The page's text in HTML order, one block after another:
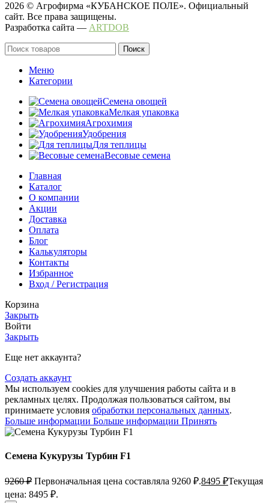
2026 © Агрофирма «КУБАНСКОЕ ПОЛЕ». Официальный
сайт. Все права защищены.
Разработка сайта — ARTDOB
Поиск
Меню
Категории
Семена овощей
Мелкая упаковка
Агрохимия
Удобрения
Для теплицы
Весовые семена
Главная
Каталог
О компании
Акции
Доставка
Оплата
Блог
Калькуляторы
Контакты
Избранное
Вход / Регистрация
Корзина
Закрыть
Войти
Закрыть
Еще нет аккаунта?
Создать аккаунт
Мы используем cookies для улучшения работы сайта и в
рекламных целях. Продолжая пользоваться сайтом, вы
принимаете условия обработки персональных данных.
Больше информации Больше информации Принять
Семена Кукурузы Турбин F1
9260₽ Первоначальная цена составляла 9260 ₽.8495 ₽Текущая
цена: 8495 ₽.